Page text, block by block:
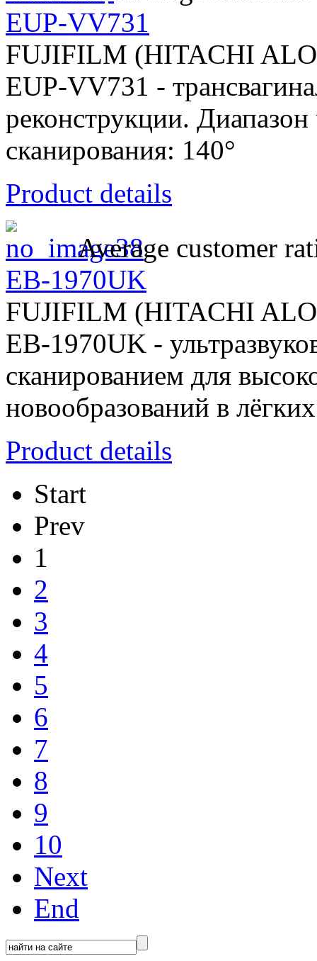
EUP-VV731
FUJIFILM (HITACHI
EUP-VV731 -
реконструкции.
сканирования: 140°
Product details
Average customer
EB-1970UK
FUJIFILM (HITACHI
EB-1970UK -
сканированием для
новообразований в
Product details
Start
Prev
1
2
3
4
5
6
7
8
9
10
Next
End